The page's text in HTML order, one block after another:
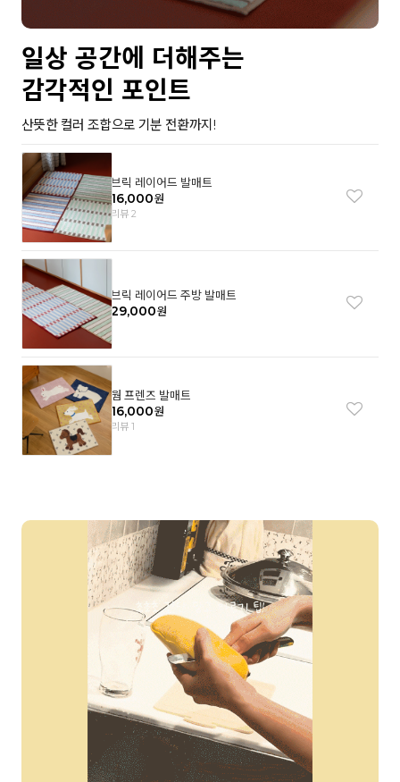
일상 공간에 더해주는
감각적인 포인트
산뜻한 컬러 조합으로 기분 전환까지!
브릭 레이어드 발매트
16,000원
리뷰 2
브릭 레이어드 주방 발매트
29,000원
웜 프렌즈 발매트
16,000원
리뷰 1